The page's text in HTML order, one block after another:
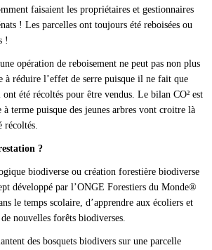
faisaient les propriétaires et gestionnaires
! Les parcelles ont toujours été reboisées ou
!
opération de reboisement ne peut pas non plus
à réduire l’effet de serre puisque il ne fait que
été récoltés pour être vendus. Le bilan CO² est
terme puisque des jeunes arbres vont croitre là
récoltés.
?
biodiverse ou création forestière biodiverse
développé par l’ONGE Forestiers du Monde®
le temps scolaire, d’apprendre aux écoliers et
nouvelles forêts biodiverses.
des bosquets biodivers sur une parcelle